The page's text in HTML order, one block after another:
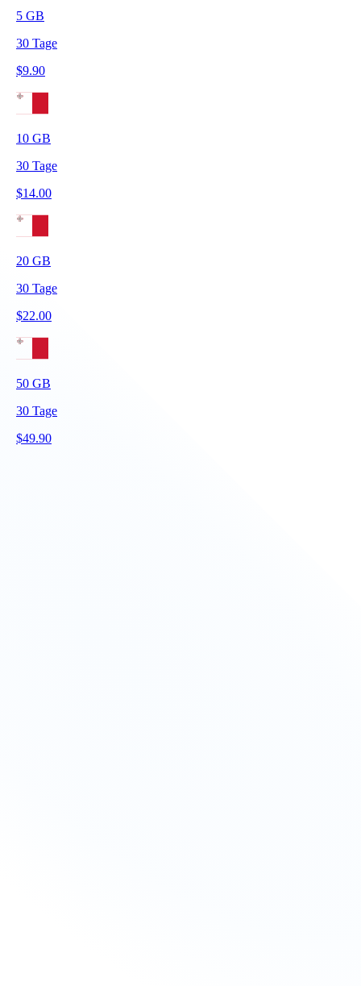
5 GB
30 Tage
$9.90
10 GB
30 Tage
$14.00
20 GB
30 Tage
$22.00
50 GB
30 Tage
$49.90